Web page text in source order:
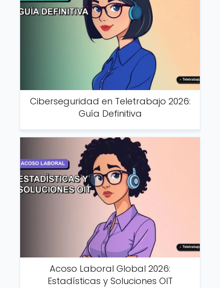
Ciberseguridad en Teletrabajo 2026:
Guía Definitiva
Acoso Laboral Global 2026:
Estadísticas y Soluciones OIT